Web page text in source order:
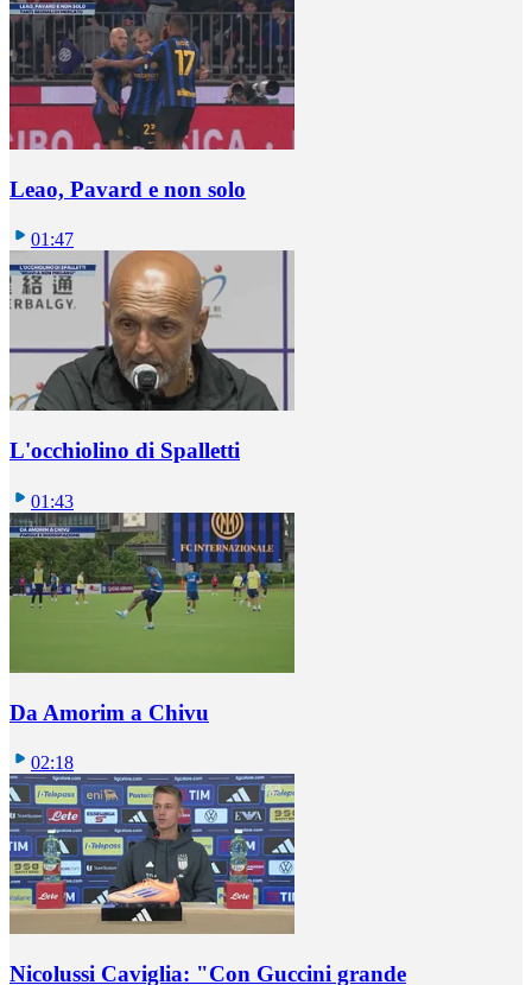
Leao, Pavard e non solo
01:47
L'occhiolino di Spalletti
01:43
Da Amorim a Chivu
02:18
Nicolussi Caviglia: "Con Guccini grande